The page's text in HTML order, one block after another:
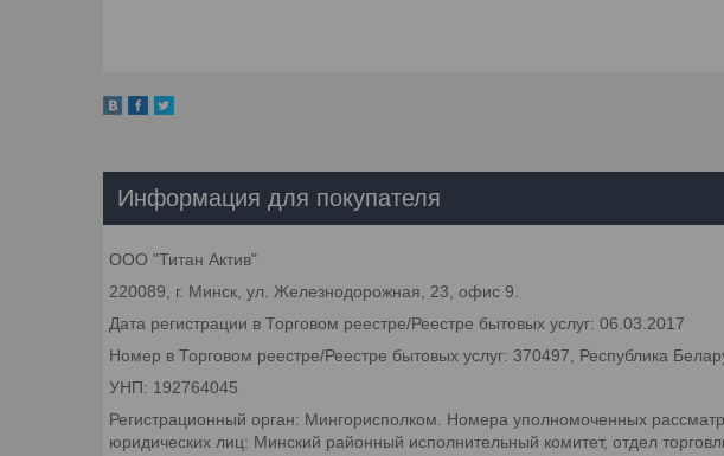
Информация для покупателя
ООО "Титан Актив"
220089, г. Минск, ул. Железнодорожная, 23, офис 9.
Дата регистрации в Торговом реестре/Реестре бытовых услуг: 06.03.2017
Номер в Торговом реестре/Реестре бытовых услуг: 370497, Республика
УНП: 192764045
Регистрационный орган: Мингорисполком. Номера уполномоченных
юридических лиц: Минский районный исполнительный комитет, отдел